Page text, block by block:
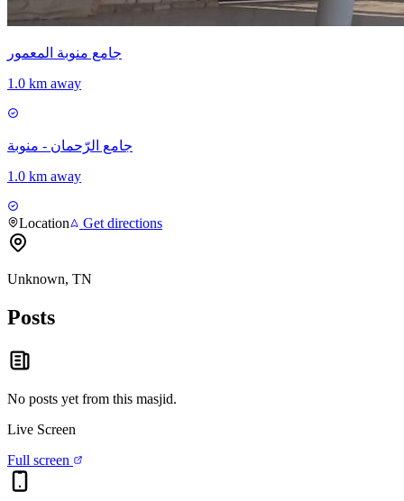
جامع منوبة المعمور
1.0 km away
جامع الرّحمان - منوبة
1.0 km away
Location Get directions
Unknown, TN
Posts
No posts yet from this masjid.
Live Screen
Full screen